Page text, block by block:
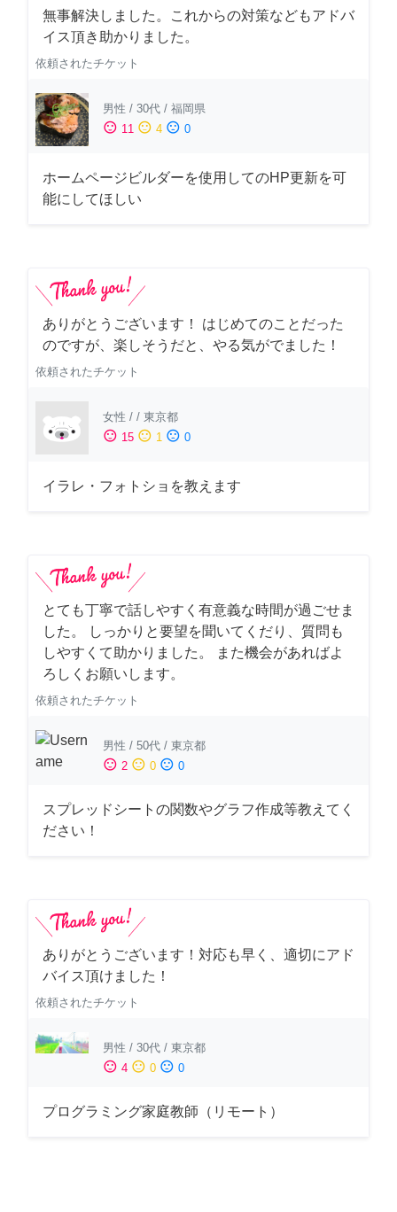
無事解決しました。これからの対策などもアドバ
イス頂き助かりました。
依頼されたチケット
男性 / 30代 / 福岡県
sentiment_satisfied 11 sentiment_neutral 4 sentiment_dissatisfied 0
ホームページビルダーを使用してのHP更新を可
能にしてほしい
ありがとうございます！ はじめてのことだった
のですが、楽しそうだと、やる気がでました！
依頼されたチケット
女性 / / 東京都
sentiment_satisfied 15 sentiment_neutral 1 sentiment_dissatisfied 0
イラレ・フォトショを教えます
とても丁寧で話しやすく有意義な時間が過ごせま
した。 しっかりと要望を聞いてくだり、質問も
しやすくて助かりました。 また機会があればよ
ろしくお願いします。
依頼されたチケット
男性 / 50代 / 東京都
sentiment_satisfied 2 sentiment_neutral 0 sentiment_dissatisfied 0
スプレッドシートの関数やグラフ作成等教えてく
ださい！
ありがとうございます！対応も早く、適切にアド
バイス頂けました！
依頼されたチケット
男性 / 30代 / 東京都
sentiment_satisfied 4 sentiment_neutral 0 sentiment_dissatisfied 0
プログラミング家庭教師（リモート）